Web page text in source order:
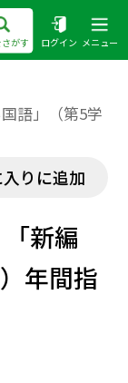
がす ログイン メニュー
語」（第5学
りに追加
新編
年間指